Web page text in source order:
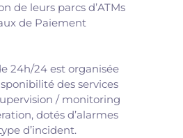
de leurs parcs d’ATMs
de Paiement
24h/24 est organisée
des services
/ monitoring
dotés d’alarmes
d’incident.